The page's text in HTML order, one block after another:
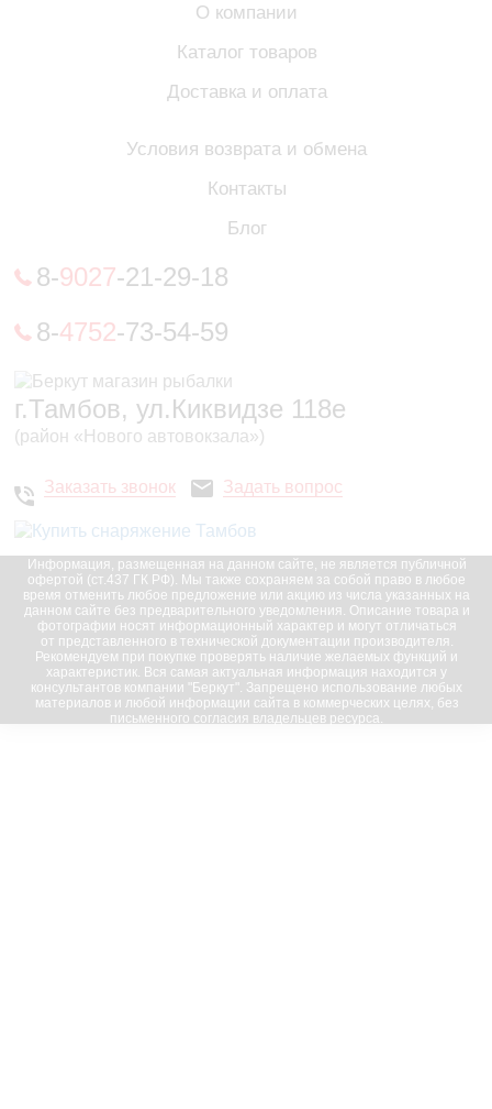
О компании
Каталог товаров
Доставка и оплата
Условия возврата и обмена
Контакты
Блог
8-9027-21-29-18
8-4752-73-54-59
г.Тамбов, ул.Киквидзе 118е
(район «Нового автовокзала»)
Заказать звонок Задать вопрос
Информация, размещенная на данном сайте, не является публичной
офертой (ст.437 ГК РФ). Мы также сохраняем за собой право в любое
время отменить любое предложение или акцию из числа указанных на
данном сайте без предварительного уведомления. Описание товара и
фотографии носят информационный характер и могут отличаться
от представленного в технической документации производителя.
Рекомендуем при покупке проверять наличие желаемых функций и
характеристик. Вся самая актуальная информация находится у
консультантов компании "Беркут". Запрещено использование любых
материалов и любой информации сайта в коммерческих целях, без
письменного согласия владельцев ресурса.